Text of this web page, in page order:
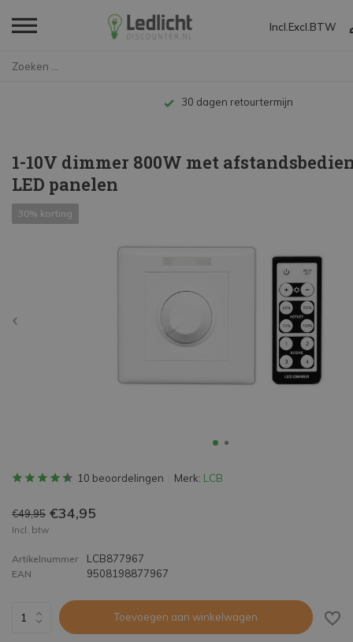
Incl. Excl. BTW
Tot 10 jaar garantie
1-10V dimmer 800W met
LED panelen
30% korting
10 beoordelingen Merk: LCB
€49,95 €34,95
Incl. btw
Artikelnummer LCB877967
EAN 9508198877967
Toevoegen aan winkelwagen